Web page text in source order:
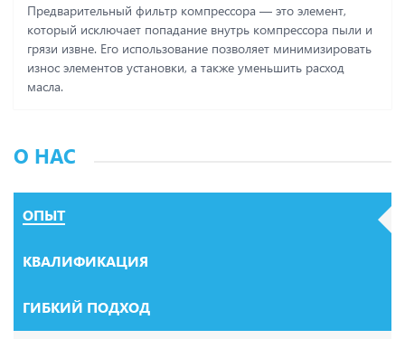
Предварительный фильтр компрессора ― это элемент,
который исключает попадание внутрь компрессора пыли и
грязи извне. Его использование позволяет минимизировать
износ элементов установки, а также уменьшить расход
масла.
О НАС
ОПЫТ
КВАЛИФИКАЦИЯ
ГИБКИЙ ПОДХОД